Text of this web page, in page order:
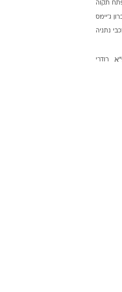
תקוה
ג'יימס
נתניה
רודרי